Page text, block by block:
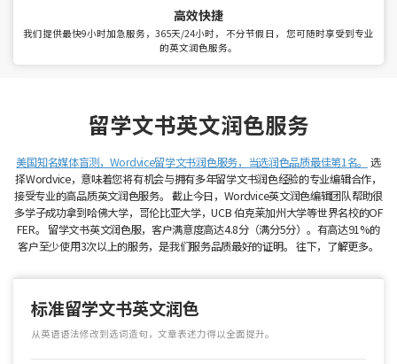
高效快捷
我们提供最快9小时加急服务，365天/24小时， 不分节假日， 您可随时享受到专业
的英文润色服务。
留学文书英文润色服务
美国知名媒体盲测，Wordvice留学文书润色服务，当选润色品质最佳第1名。
选
择Wordvice，意味着您将有机会与拥有多年留学文书润色经验的专业编辑合作，
接受专业的高品质英文润色服务。 截止今日，Wordvice英文润色编辑团队帮助很
多学子成功拿到哈佛大学，哥伦比亚大学，UCB 伯克莱加州大学等世界名校的OF
FER。 留学文书英文润色服，客户满意度高达4.8分（满分5分）。有高达91%的
客户至少使用3次以上的服务，是我们服务品质最好的证明。 往下，了解更多。
标准留学文书英文润色
从英语语法修改到选词造句，文章表述力得以全面提升。